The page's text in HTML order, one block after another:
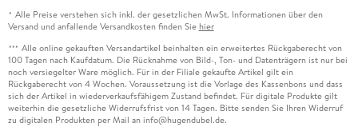
* Alle Preise verstehen sich inkl. der gesetzlichen MwSt. Informationen über den
Versand und anfallende Versandkosten finden Sie hier
*** Alle online gekauften Versandartikel beinhalten ein erweitertes Rückgaberecht von
100 Tagen nach Kaufdatum. Die Rücknahme von Bild-, Ton- und Datenträgern ist nur bei
noch versiegelter Ware möglich. Für in der Filiale gekaufte Artikel gilt ein
Rückgaberecht von 4 Wochen. Voraussetzung ist die Vorlage des Kassenbons und dass
sich der Artikel in wiederverkaufsfähigem Zustand befindet. Für digitale Produkte gilt
weiterhin die gesetzliche Widerrufsfrist von 14 Tagen. Bitte senden Sie Ihren Widerruf
zu digitalen Produkten per Mail an info@hugendubel.de.